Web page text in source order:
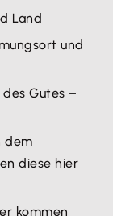
Land
und
Gutes –
dem
diese hier
kommen